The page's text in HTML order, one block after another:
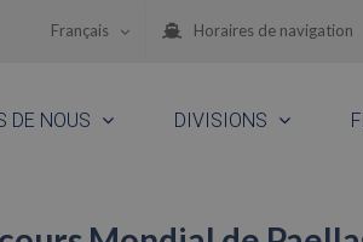
Français Horaires de navigation
DE NOUS DIVISIONS